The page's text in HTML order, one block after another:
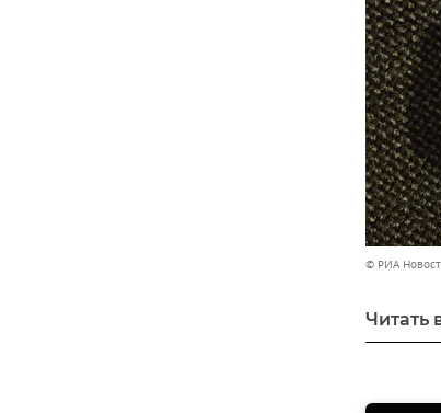
© РИА
Читать